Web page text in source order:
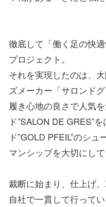
徹底して「働く足の快
プロジェクト。
それを実現したのは、
ズメーカー「サロンドグ
履き心地の良さで人気
ド”SALON DE GRES”
ド”GOLD PFEIL”のシ
マンシップを大切にして
裁断に始まり、仕上げ
自社で一貫して行ってい